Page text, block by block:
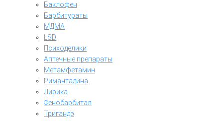
Баклофен
Барбитураты
МДМА
LSD
Психоделики
Аптечные препараты
Метамфетамин
Римантадина
Лирика
Фенобарбитал
Тригандэ